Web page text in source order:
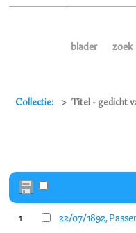
blader zoek
Collectie: Titel - gedicht
1 22/07/1892,